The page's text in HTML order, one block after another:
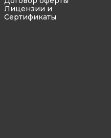
Лицензии и
Сертификаты